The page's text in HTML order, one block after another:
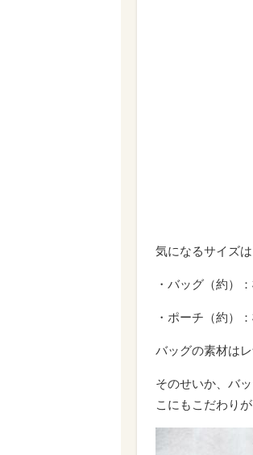
気になるサイズは
・バッグ（約）
・ポーチ（約）
バッグの素材は
そのせいか、バ
こにもこだわりが